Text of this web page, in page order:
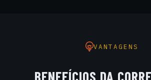
VANTAGENS